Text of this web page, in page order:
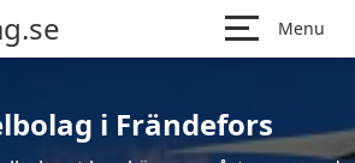
Menu
i Frändefors